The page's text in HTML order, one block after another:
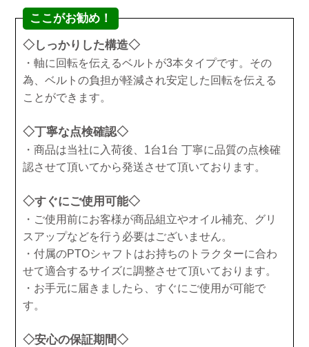
ここがお勧め！
◇しっかりした構造◇
・軸に回転を伝えるベルトが3本タイプです。その
為、ベルトの負担が軽減され安定した回転を伝える
ことができます。
◇丁寧な点検確認◇
・商品は当社に入荷後、1台1台 丁寧に品質の点検確
認させて頂いてから発送させて頂いております。
◇すぐにご使用可能◇
・ご使用前にお客様が商品組立やオイル補充、グリ
スアップなどを行う必要はございません。
・付属のPTOシャフトはお持ちのトラクターに合わ
せて適合するサイズに調整させて頂いております。
・お手元に届きましたら、すぐにご使用が可能で
す。
◇安心の保証期間◇